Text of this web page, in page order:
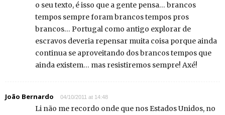
o seu texto, é isso que a gente pensa… brancos
tempos sempre foram brancos tempos pros
brancos… Portugal como antigo explorar de
escravos deveria repensar muita coisa porque ainda
continua se aproveitando dos brancos tempos que
ainda existem… mas resistiremos sempre! Axé!
João Bernardo 04/10/2011 at 14:48
Li não me recordo onde que nos Estados Unidos, no